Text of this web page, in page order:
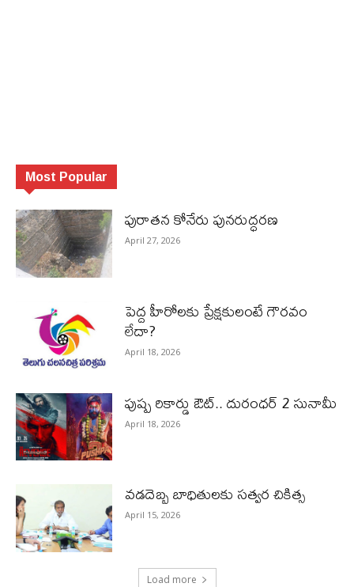
Most Popular
పురాత‌న కోనేరు పున‌రుద్ధ‌ర‌ణ
April 27, 2026
పెద్ద హీరోల‌కు ప్రేక్ష‌కులంటే గౌర‌వం
లేదా?
April 18, 2026
పుష్ప రికార్డు ఔట్‌.. దురంధ‌ర్ 2 సునామీ
April 18, 2026
వడదెబ్బ బాధితులకు సత్వర చికిత్స
April 15, 2026
Load more